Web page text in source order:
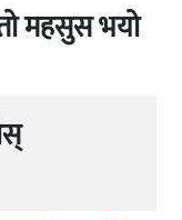
महसुस भयो